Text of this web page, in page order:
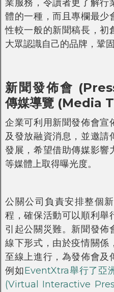
業服務，令讀者更了解行
體的一種，而且專欄最少
性較一般的新聞稿長，初
大眾認識自己的品牌，鞏
新聞發佈會
傳媒導覽 (Media
企業可利用新聞發佈會宣
及發放融資消息，並邀請
發展，希望借助傳媒影響
等媒體上取得曝光度。
公關公司負責安排整個
程，確保活動可以順利舉
引起公關災難。新聞發佈
線下形式，由於疫情關係
至線上進行，為發佈會及
例如EventXtra舉行了亞
(Virtual Interactive